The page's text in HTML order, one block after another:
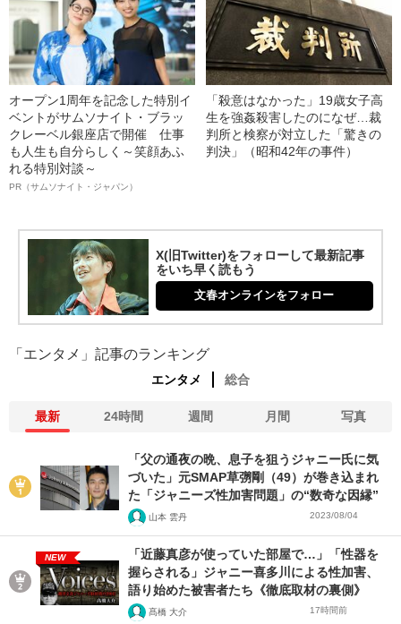
オープン1周年を記念した特別イ
ベントがサムソナイト・ブラッ
クレーベル銀座店で開催 仕事
も人生も自分らしく～笑顔あふ
れる特別対談～
PR（サムソナイト・ジャパン）
「殺意はなかった」19歳女子高
生を強姦殺害したのになぜ…裁
判所と検察が対立した「驚きの
判決」（昭和42年の事件）
X(旧Twitter)をフォローして最新記事
をいち早く読もう
文春オンラインをフォロー
「エンタメ」記事のランキング
エンタメ 総合
最新 24時間 週間 月間 写真
「父の通夜の晩、息子を狙うジャニー氏に気
づいた」元SMAP草彅剛（49）が巻き込まれ
た「ジャニーズ性加害問題」の“数奇な因縁”
山本 雲丹 2023/08/04
NEW
「近藤真彦が使っていた部屋で…」「性器を
握らされる」ジャニー喜多川による性加害、
語り始めた被害者たち《徹底取材の裏側》
髙橋 大介 17時間前